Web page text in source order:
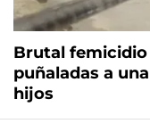
Brutal
puñaladas a
hijos